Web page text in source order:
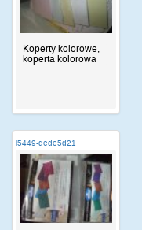
Koperty kolorowe,
koperta kolorowa
i5449-dede5d21